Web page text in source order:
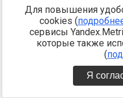
Для повышения
cookies (
сервисы
которые также
(
Я